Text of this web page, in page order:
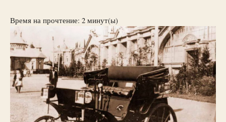
Время на прочтение: 2 минут(ы)